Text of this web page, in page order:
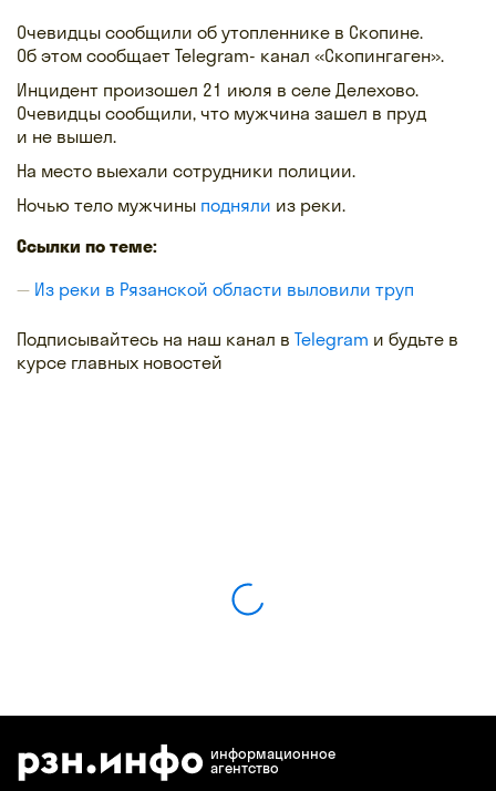
Очевидцы сообщили об утопленнике в Скопине.
Об этом сообщает Telegram- канал «Скопингаген».
Инцидент произошел 21 июля в селе Делехово.
Очевидцы сообщили, что мужчина зашел в пруд
и не вышел.
На место выехали сотрудники полиции.
Ночью тело мужчины подняли из реки.
Ссылки по теме:
Из реки в Рязанской области выловили труп
Подписывайтесь на наш канал в Telegram и будьте в
курсе главных новостей
информационное
агентство